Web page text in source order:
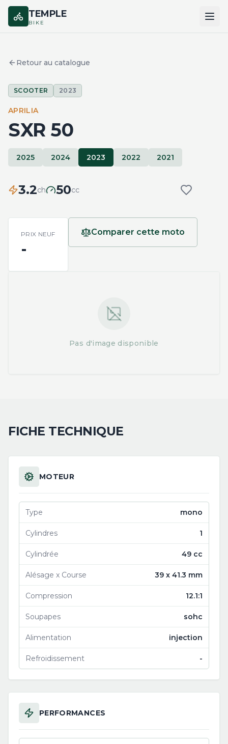
TEMPLE
BIKE
MARQUES
COMPARER
Retour au catalogue
SCOOTER 2023
APRILIA
SXR 50
2025 2024 2023 2022 2021
3.2ch 50cc
PRIX NEUF
-
Comparer cette moto
Pas d'image disponible
FICHE TECHNIQUE
MOTEUR
Type mono
Cylindres 1
Cylindrée 49 cc
Alésage x Course 39 x 41.3 mm
Compression 12.1:1
Soupapes sohc
Alimentation injection
Refroidissement -
PERFORMANCES